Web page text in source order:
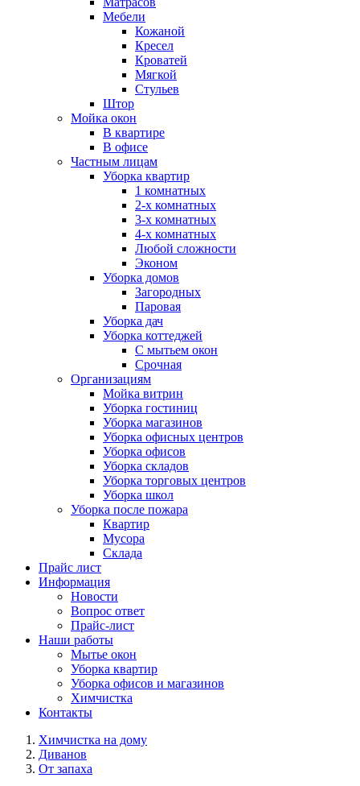
Мебели
Кожаной
Кресел
Кроватей
Мягкой
Стульев
Штор
Мойка окон
В квартире
В офисе
Частным лицам
Уборка квартир
1 комнатных
2-х комнатных
3-х комнатных
4-х комнатных
Любой сложности
Эконом
Уборка домов
Загородных
Паровая
Уборка дач
Уборка коттеджей
С мытьем окон
Срочная
Организациям
Мойка витрин
Уборка гостиниц
Уборка магазинов
Уборка офисных центров
Уборка офисов
Уборка складов
Уборка торговых центров
Уборка школ
Уборка после пожара
Квартир
Мусора
Склада
Прайс лист
Информация
Новости
Вопрос ответ
Прайс-лист
Наши работы
Мытье окон
Уборка квартир
Уборка офисов и магазинов
Химчистка
Контакты
Химчистка на дому
Диванов
От запаха